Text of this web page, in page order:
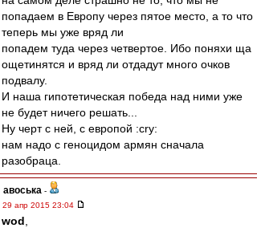
попадаем в Европу через пятое место, а то что
теперь мы уже вряд ли
попадем туда через четвертое. Ибо поняхи ща
ощетинятся и вряд ли отдадут много очков
подвалу.
И наша гипотетическая победа над ними уже
не будет ничего решать...
Ну черт с ней, с европой :cry:
нам надо с геноцидом армян сначала
разобраца.
авоська -
29 апр 2015 23:04
wod